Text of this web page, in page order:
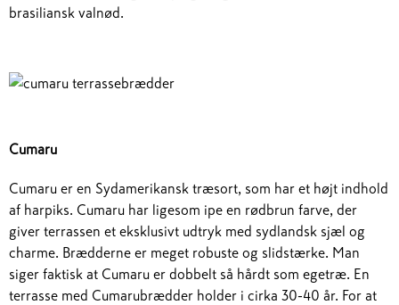
brasiliansk valnød.
Cumaru
Cumaru er en Sydamerikansk træsort, som har et højt indhold
af harpiks. Cumaru har ligesom ipe en rødbrun farve, der
giver terrassen et eksklusivt udtryk med sydlandsk sjæl og
charme. Brædderne er meget robuste og slidstærke. Man
siger faktisk at Cumaru er dobbelt så hårdt som egetræ. En
terrasse med Cumarubrædder holder i cirka 30-40 år. For at